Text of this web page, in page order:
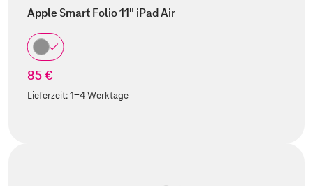
Apple Smart Folio 11" iPad Air
85 €
Lieferzeit:1-4 Werktage